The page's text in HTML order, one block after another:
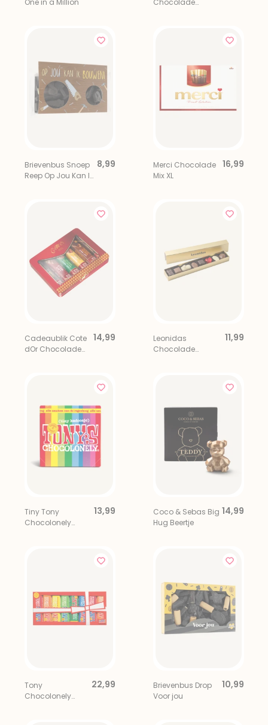
One in a Million
Chocolade
Brievenbus Snoep
Reep Op Jou Kan Ik
8,99
Merci Chocolade
Mix XL
16,99
Cadeaublik Cote
dOr Chocolade
14,99
Leonidas
Chocolade
11,99
Tiny Tony
Chocolonely
13,99
Coco & Sebas Big
Hug Beertje
14,99
Tony
Chocolonely
22,99
Brievenbus Drop
Voor jou
10,99